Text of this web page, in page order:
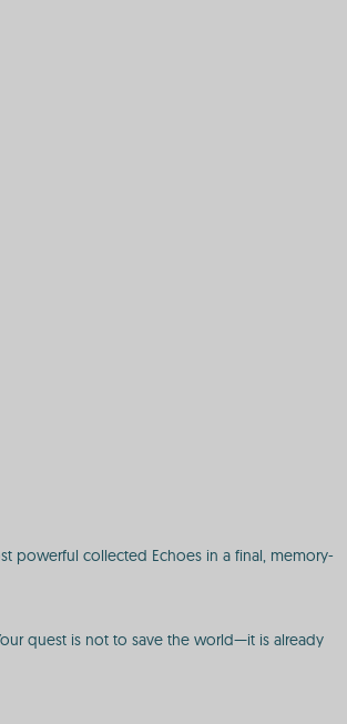
powerful collected Echoes in a final, memory-
quest is not to save the world—it is already